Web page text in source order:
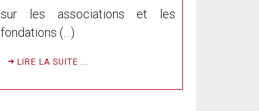
sur les associations et les
fondations (…)
LIRE LA SUITE ...